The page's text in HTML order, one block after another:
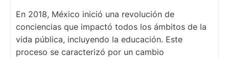
En 2018, México inició una revolución de
conciencias que impactó todos los ámbitos de la
vida pública, incluyendo la educación. Este
proceso se caracterizó por un cambio